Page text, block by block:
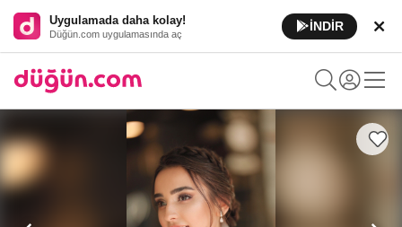
Uygulamada daha kolay!
Düğün.com uygulamasında aç
İNDİR